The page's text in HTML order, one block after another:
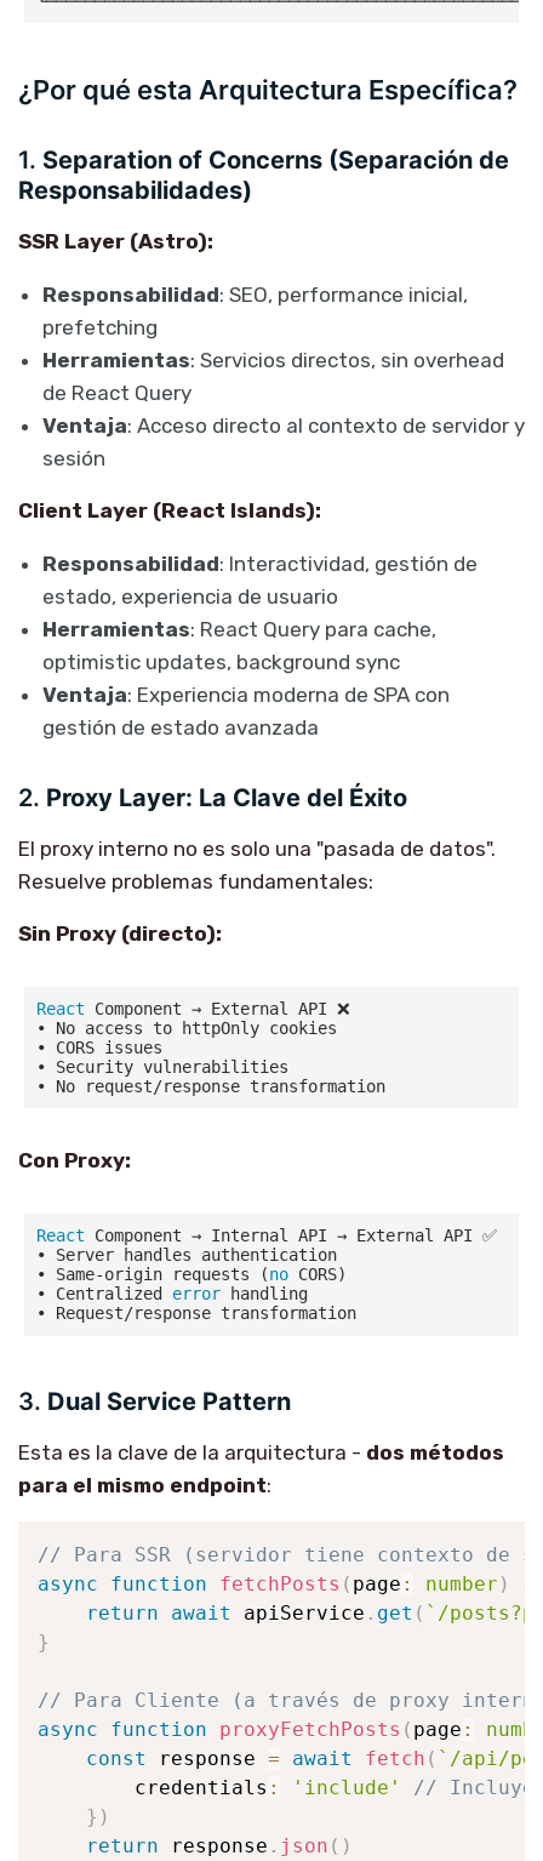
¿Por qué esta Arquitectura Específica?
1. Separation of Concerns (Separación de
Responsabilidades)
SSR Layer (Astro):
Responsabilidad: SEO, performance inicial,
prefetching
Herramientas: Servicios directos, sin overhead
de React Query
Ventaja: Acceso directo al contexto de servidor y
sesión
Client Layer (React Islands):
Responsabilidad: Interactividad, gestión de
estado, experiencia de usuario
Herramientas: React Query para cache,
optimistic updates, background sync
Ventaja: Experiencia moderna de SPA con
gestión de estado avanzada
2. Proxy Layer: La Clave del Éxito
El proxy interno no es solo una "pasada de datos".
Resuelve problemas fundamentales:
Sin Proxy (directo):
React Component → External API ❌
• No access to httpOnly cookies
• CORS issues
• Security vulnerabilities
Con Proxy:
React Component → Internal API → External API ✅
• Server handles authentication
• Same-origin requests (no CORS)
• Centralized error handling
3. Dual Service Pattern
Esta es la clave de la arquitectura - dos métodos
para el mismo endpoint:
// Para SSR (servidor tiene contexto de
async
function fetchPosts ( page : number )
{
return
await apiService . get ( ` /
}
// Para Cliente (a través de proxy
async
function proxyFetchPosts ( page :
const
response = await fetch ( ` /api/
        credentials
: 'include'
// Incluye
} )
return response . json ( )